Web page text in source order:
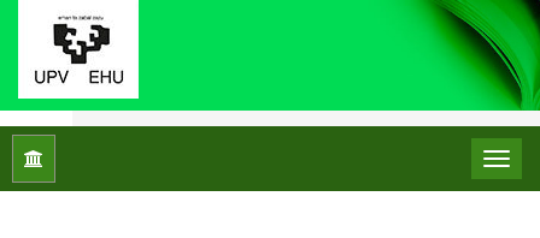
Inicio